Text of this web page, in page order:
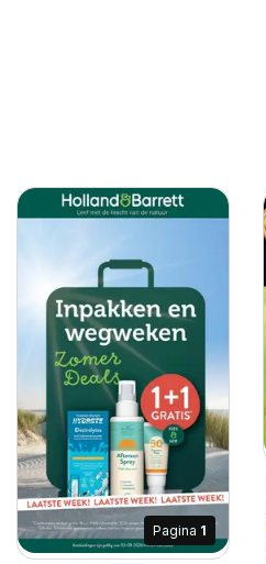
Pagina 1